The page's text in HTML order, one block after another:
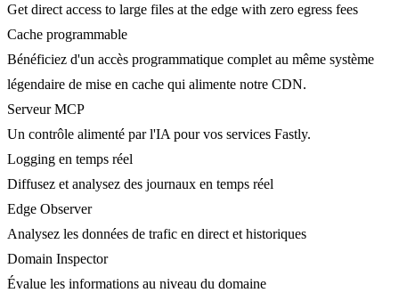
Get direct access to large files at the edge with zero egress fees
Cache programmable
Bénéficiez d'un accès programmatique complet au même système
légendaire de mise en cache qui alimente notre CDN.
Serveur MCP
Un contrôle alimenté par l'IA pour vos services Fastly.
Logging en temps réel
Diffusez et analysez des journaux en temps réel
Edge Observer
Analysez les données de trafic en direct et historiques
Domain Inspector
Évalue les informations au niveau du domaine